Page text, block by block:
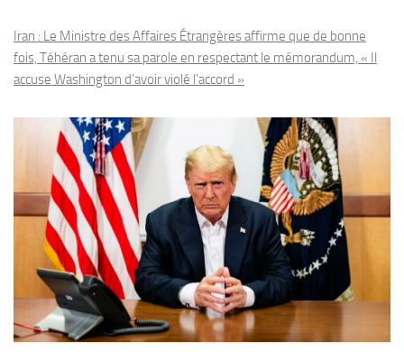
Iran : Le Ministre des Affaires Étrangères affirme que de bonne
fois, Téhéran a tenu sa parole en respectant le mémorandum, « Il
accuse Washington d’avoir violé l’accord »